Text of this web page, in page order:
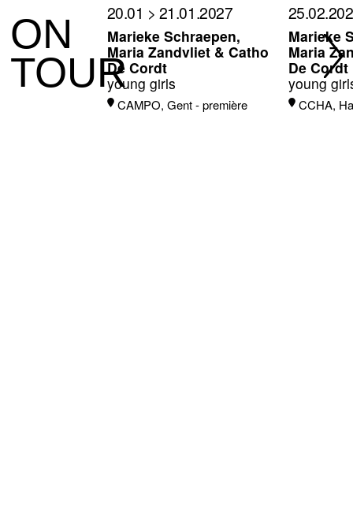
ON
TOUR
20.01 > 21.01.2027
Marieke Schraepen,
Maria Zandvliet & Catho
De Cordt
young girls
CAMPO, Gent - première
Marieke
Maria
De Cordt
young
CCHA,